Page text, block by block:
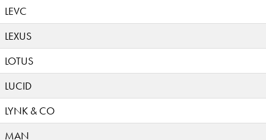
LEVC
LEXUS
LOTUS
LUCID
LYNK & CO
MAN